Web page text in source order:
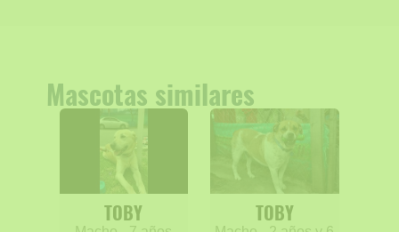
Mascotas similares
TOBY TOBY